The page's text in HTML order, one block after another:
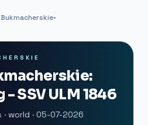
•
- SSV ULM 1846
· world · 05-07-2026